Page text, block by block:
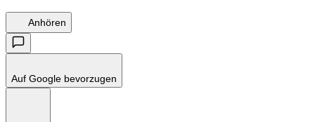
Anhören
Auf Google bevorzugen